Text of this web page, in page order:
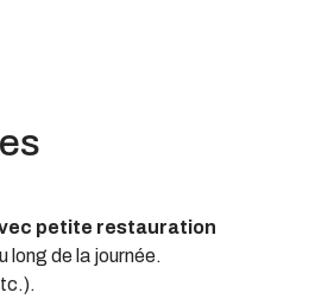
petite restauration
long de la journée.